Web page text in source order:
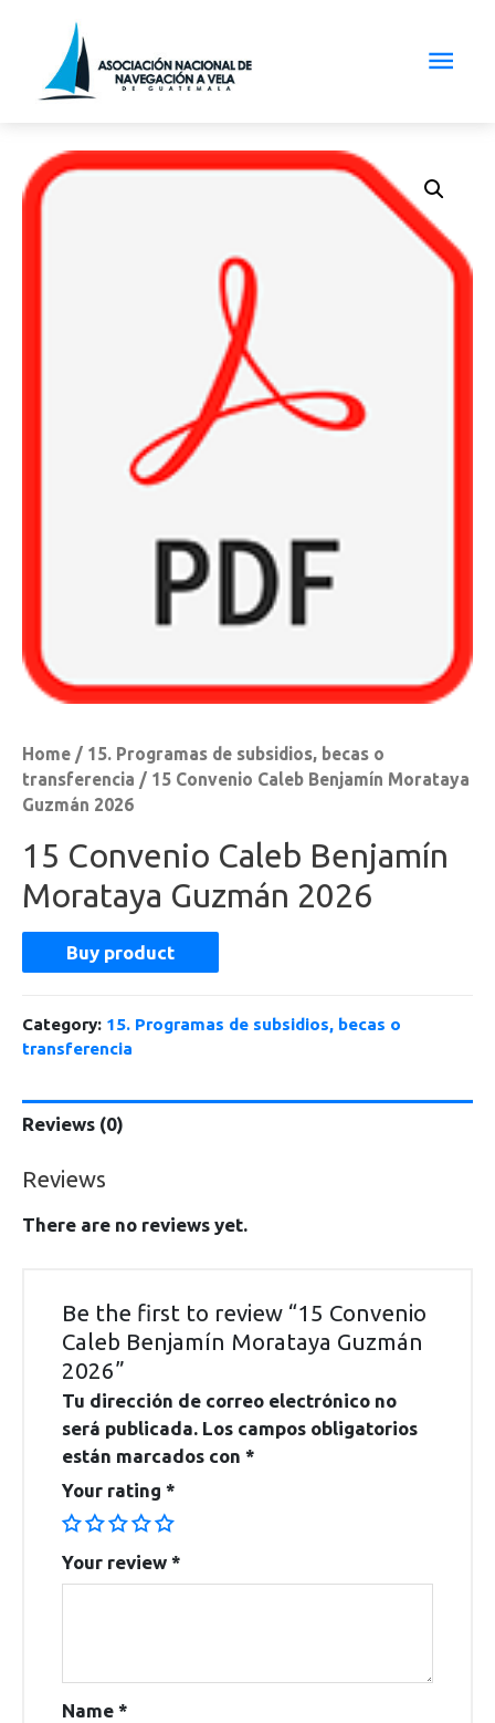
Home / 15. Programas de subsidios, becas o
transferencia / 15 Convenio Caleb Benjamín Morataya
Guzmán 2026
15 Convenio Caleb Benjamín
Morataya Guzmán 2026
Buy product
Category: 15. Programas de subsidios, becas o
transferencia
Reviews (0)
Reviews
There are no reviews yet.
Be the first to review “15 Convenio
Caleb Benjamín Morataya Guzmán
2026”
Tu dirección de correo electrónico no
será publicada. Los campos obligatorios
están marcados con *
Your rating *
Your review *
Name *